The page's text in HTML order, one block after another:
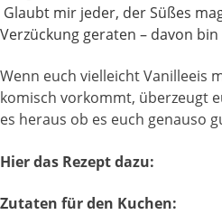
Glaubt mir jeder, der Süßes
Verzückung geraten – davon
Wenn euch vielleicht Vanilleeis
komisch vorkommt, überzeugt
es heraus ob es euch genauso
Hier das Rezept dazu:
Zutaten für den Kuchen: